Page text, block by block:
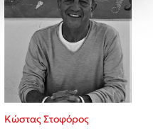
Κώστας Στοφόρος